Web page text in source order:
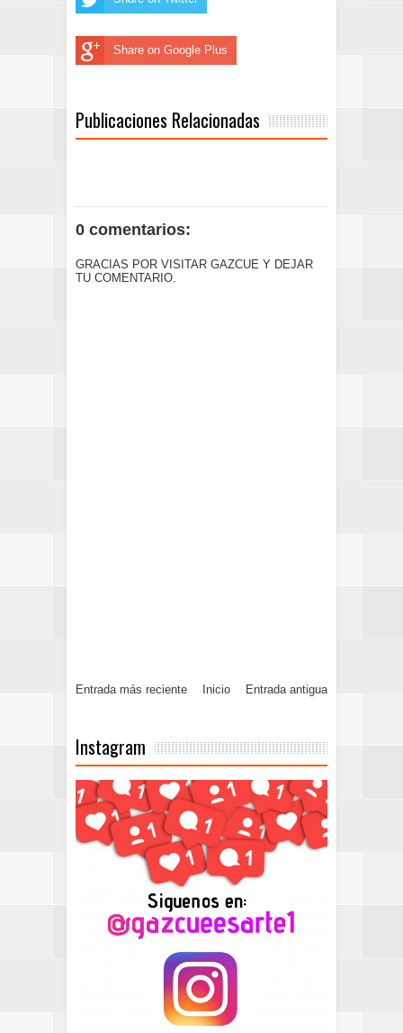
Share on Google Plus
Publicaciones Relacionadas
0 comentarios:
GRACIAS POR VISITAR GAZCUE Y DEJAR
TU COMENTARIO.
Entrada más reciente Entrada antigua
Inicio
Instagram